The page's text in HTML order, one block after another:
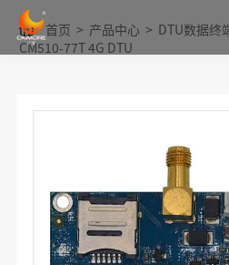
首页 > 产品中心 > DTU数据终
CM510-77T 4G DTU